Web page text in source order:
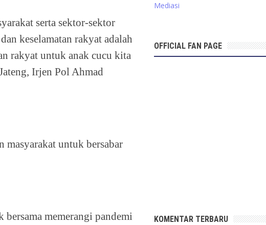
serta sektor-sektor
keselamatan rakyat adalah
rakyat untuk anak cucu kita
Irjen Pol Ahmad
masyarakat untuk bersabar
memerangi pandemi
Mediasi
OFFICIAL FAN PAGE
KOMENTAR TERBARU